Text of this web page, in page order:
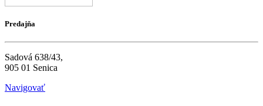
Predajňa
Sadová 638/43,
905 01 Senica
Navigovať